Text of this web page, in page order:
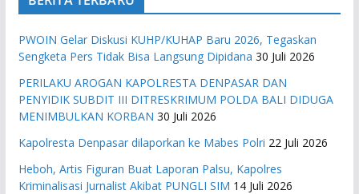
PWOIN Gelar Diskusi KUHP/KUHAP Baru 2026, Tegaskan
Sengketa Pers Tidak Bisa Langsung Dipidana 30 Juli 2026
PERILAKU AROGAN KAPOLRESTA DENPASAR DAN
PENYIDIK SUBDIT III DITRESKRIMUM POLDA BALI DIDUGA
MENIMBULKAN KORBAN 30 Juli 2026
Kapolresta Denpasar dilaporkan ke Mabes Polri 22 Juli 2026
Heboh, Artis Figuran Buat Laporan Palsu, Kapolres
Kriminalisasi Jurnalist Akibat PUNGLI SIM 14 Juli 2026